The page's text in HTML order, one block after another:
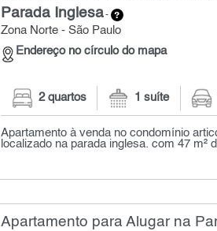
Parada Inglesa-
Zona Norte - São Paulo
Endereço no círculo do mapa
2 quartos 1 suíte
Apartamento à venda no condomínio
localizado na parada inglesa. com 47 m²
Apartamento para Alugar na